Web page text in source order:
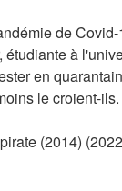
de Covid-
à
en
le croient-ils.
(2014)